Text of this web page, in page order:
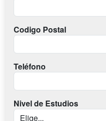
Codigo Postal
Teléfono
Nivel de Estudios